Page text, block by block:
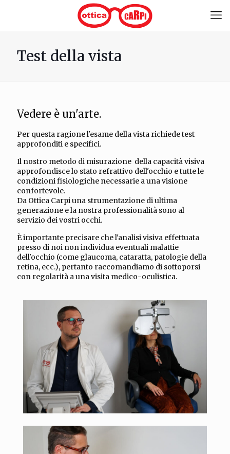
Test della vista
Vedere è un'arte.
Per questa ragione l'esame della vista richiede test
approfonditi e specifici.
Il nostro metodo di misurazione della capacità visiva
approfondisce lo stato refrattivo dell'occhio e tutte le
condizioni fisiologiche necessarie a una visione
confortevole.
Da Ottica Carpi una strumentazione di ultima
generazione e la nostra professionalità sono al
servizio dei vostri occhi.
È importante precisare che l'analisi visiva effettuata
presso di noi non individua eventuali malattie
dell'occhio (come glaucoma, cataratta, patologie della
retina, ecc.), pertanto raccomandiamo di sottoporsi
con regolarità a una visita medico-oculistica.